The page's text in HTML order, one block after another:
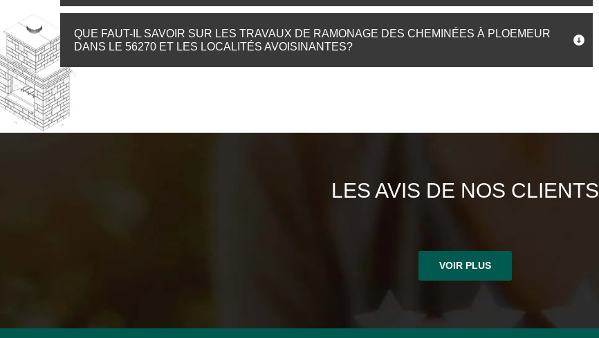
QUE FAUT-IL SAVOIR SUR LES TRAVAUX DE RAMONAGE DES CHEMINÉES À PLOEMEUR
DANS LE 56270 ET LES LOCALITÉS AVOISINANTES?
LES AVIS DE NOS CLIENTS
VOIR PLUS